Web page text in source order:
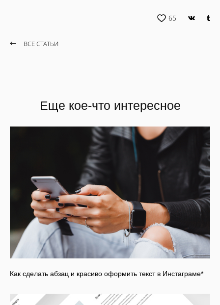
65
ВСЕ СТАТЬИ
Еще кое-что интересное
Как сделать абзац и красиво оформить текст в Инстаграме*